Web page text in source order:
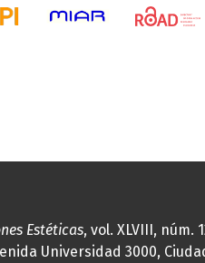
Estéticas, vol. XLVIII,
Universidad 3000,